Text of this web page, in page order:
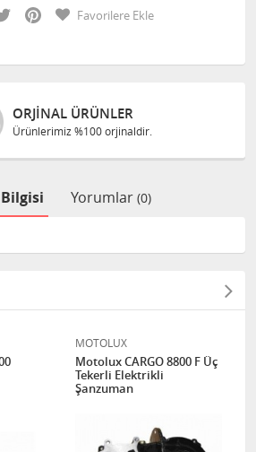
Twitter PinterestFavorilere Ekle
ORJINAL ÜRÜNLER
Ürünlerimiz %100 orjinaldir.
Yorumlar (0)
MOTOLUX
Motolux CARGO 8800 F Üç
Tekerli Elektrikli
Şanzuman